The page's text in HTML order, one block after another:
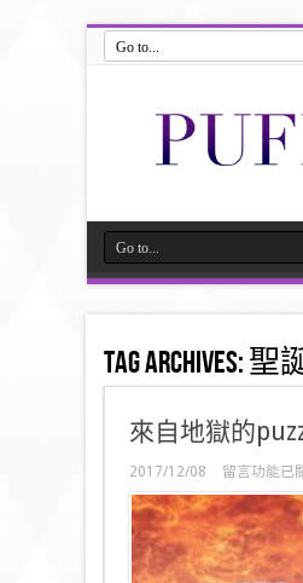
Tag Archives:聖
來自地獄的
2017/12/08
在
〈來
自
地
獄
的
留言功能已